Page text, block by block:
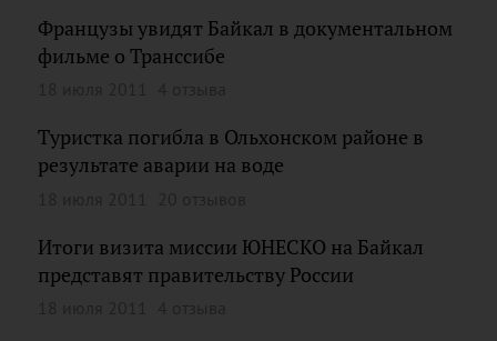
Французы увидят Байкал в документальном
фильме о Транссибе
Туристка погибла в Ольхонском районе в
результате аварии на воде
Итоги визита миссии ЮНЕСКО на Байкал
представят правительству России